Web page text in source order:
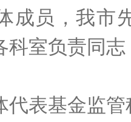
成员，我市
科室负责同
表基金监管